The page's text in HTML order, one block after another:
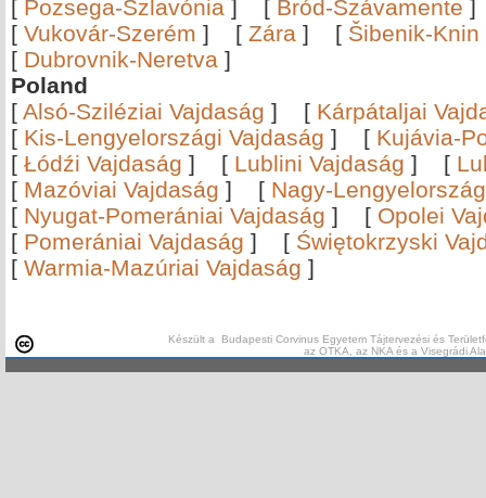
[ Pozsega-Szlavónia ] [ Bród-Szávamente
[ Vukovár-Szerém ] [ Zára ] [ Šibenik-Knin
[ Dubrovnik-Neretva ]
Poland
[ Alsó-Sziléziai Vajdaság ] [ Kárpátaljai
[ Kis-Lengyelországi Vajdaság ] [ Kujávia-
[ Łódźi Vajdaság ] [ Lublini Vajdaság ] [
[ Mazóviai Vajdaság ] [ Nagy-
[ Nyugat-Pomerániai Vajdaság ] [ Opolei
[ Pomerániai Vajdaság ] [ Świętokrzyski
[ Warmia-Mazúriai Vajdaság ]
Készült a Budapesti Corvinus Egyetem Tájtervezési és
az OTKA, az NKA és a Visegrádi